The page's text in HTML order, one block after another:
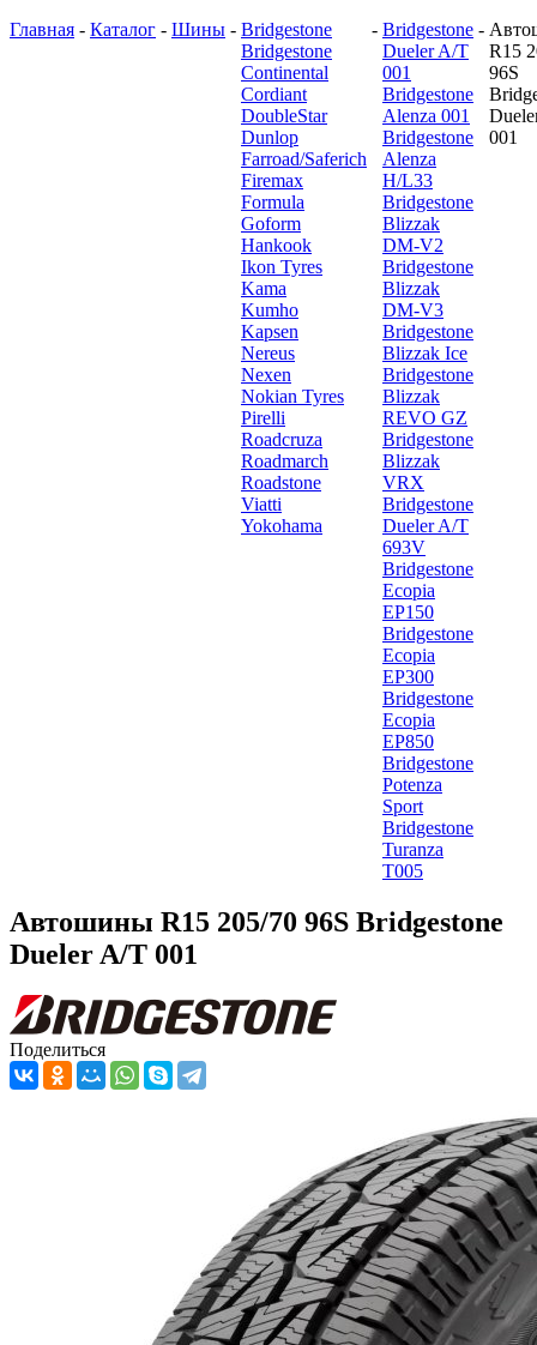
Главная - Каталог - Шины - Bridgestone
Bridgestone
Continental
Cordiant
DoubleStar
Dunlop
Farroad/Saferich
Firemax
Formula
Goform
Hankook
Ikon Tyres
Kama
Kumho
Kapsen
Nereus
Nexen
Nokian Tyres
Pirelli
Roadcruza
Roadmarch
Roadstone
Viatti
Yokohama
- Bridgestone
Dueler A/T
001
Bridgestone
Alenza 001
Bridgestone
Alenza
H/L33
Bridgestone
Blizzak
DM-V2
Bridgestone
Blizzak
DM-V3
Bridgestone
Blizzak Ice
Bridgestone
Blizzak
REVO GZ
Bridgestone
Blizzak
VRX
Bridgestone
Dueler A/T
693V
Bridgestone
Ecopia
EP150
Bridgestone
Ecopia
EP300
Bridgestone
Ecopia
EP850
Bridgestone
Potenza
Sport
Bridgestone
Turanza
T005
-
R15
96S
001
Автошины R15 205/70 96S Bridgestone
Dueler A/T 001
Поделиться